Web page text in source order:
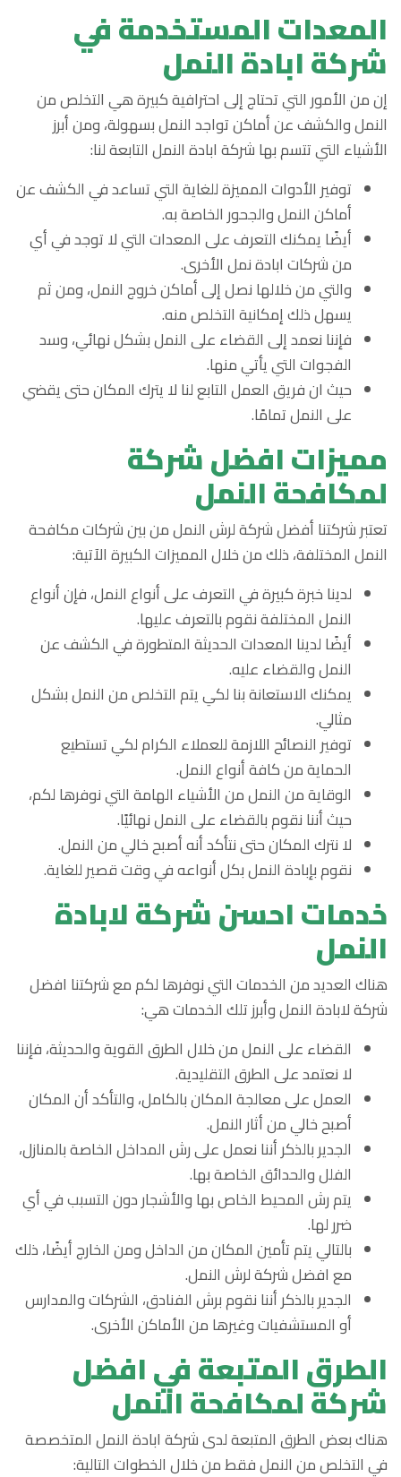
المعدات المستخدمة في
شركة ابادة النمل
إن من الأمور التي تحتاج إلى احترافية كبيرة هي التخلص من
النمل والكشف عن أماكن تواجد النمل بسهولة، ومن أبرز
الأشياء التي تتسم بها شركة ابادة النمل التابعة لنا:
توفير الأدوات المميزة للغاية التي تساعد في الكشف عن
أماكن النمل والجحور الخاصة به.
أيضًا يمكنك التعرف على المعدات التي لا توجد في أي
من شركات ابادة نمل الأخرى.
والتي من خلالها نصل إلى أماكن خروج النمل، ومن ثم
يسهل ذلك إمكانية التخلص منه.
فإننا نعمد إلى القضاء على النمل بشكل نهائي، وسد
الفجوات التي يأتي منها.
حيث ان فريق العمل التابع لنا لا يترك المكان حتى يقضي
على النمل تمامًا.
مميزات افضل شركة
لمكافحة النمل
تعتبر شركتنا أفضل شركة لرش النمل من بين شركات مكافحة
النمل المختلفة، ذلك من خلال المميزات الكبيرة الآتية:
لدينا خبرة كبيرة في التعرف على أنواع النمل، فإن أنواع
النمل المختلفة نقوم بالتعرف عليها.
أيضًا لدينا المعدات الحديثة المتطورة في الكشف عن
النمل والقضاء عليه.
يمكنك الاستعانة بنا لكي يتم التخلص من النمل بشكل
مثالي.
توفير النصائح اللازمة للعملاء الكرام لكي تستطيع
الحماية من كافة أنواع النمل.
الوقاية من النمل من الأشياء الهامة التي نوفرها لكم،
حيث أننا نقوم بالقضاء على النمل نهائيًا.
لا نترك المكان حتى نتأكد أنه أصبح خالي من النمل.
نقوم بإبادة النمل بكل أنواعه في وقت قصير للغاية.
خدمات احسن شركة لابادة
النمل
هناك العديد من الخدمات التي نوفرها لكم مع شركتنا افضل
شركة لابادة النمل وأبرز تلك الخدمات هي:
القضاء على النمل من خلال الطرق القوية والحديثة، فإننا
لا نعتمد على الطرق التقليدية.
العمل على معالجة المكان بالكامل، والتأكد أن المكان
أصبح خالي من أثار النمل.
الجدير بالذكر أننا نعمل على رش المداخل الخاصة بالمنازل،
الفلل والحدائق الخاصة بها.
يتم رش المحيط الخاص بها والأشجار دون التسبب في أي
ضرر لها.
بالتالي يتم تأمين المكان من الداخل ومن الخارج أيضًا، ذلك
مع افضل شركة لرش النمل.
الجدير بالذكر أننا نقوم برش الفنادق، الشركات والمدارس
أو المستشفيات وغيرها من الأماكن الأخرى.
الطرق المتبعة في افضل
شركة لمكافحة النمل
هناك بعض الطرق المتبعة لدى شركة ابادة النمل المتخصصة
في التخلص من النمل فقط من خلال الخطوات التالية: